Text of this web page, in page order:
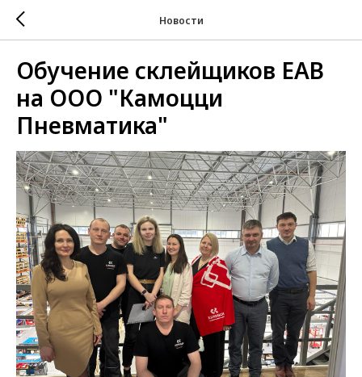
Новости
Обучение склейщиков EAB
на ООО "Камоцци
Пневматика"